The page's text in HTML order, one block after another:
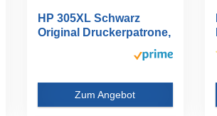
HP 305XL Schwarz
Original Druckerpatrone,
Zum Angebot